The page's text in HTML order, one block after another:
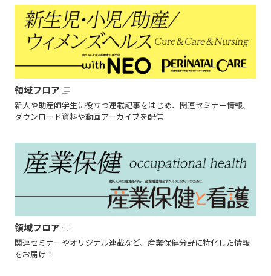
領域フロア
新人や助産師学生に役立つ連載記事をはじめ、関連セミナー情報、
ダウンロード資料や動画アーカイブを配信
領域フロア
関連セミナーやオリジナル連載など、産業保健分野に特化した情報
をお届け！